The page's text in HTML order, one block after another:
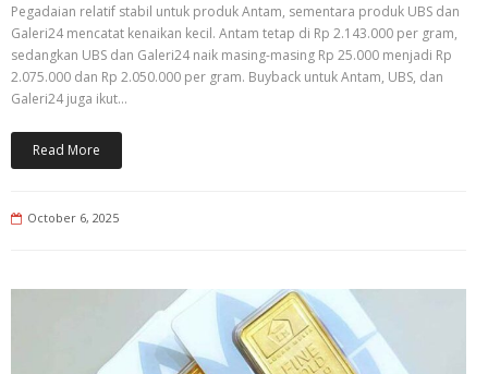
Pegadaian relatif stabil untuk produk Antam, sementara produk UBS dan
Galeri24 mencatat kenaikan kecil. Antam tetap di Rp 2.143.000 per gram,
sedangkan UBS dan Galeri24 naik masing-masing Rp 25.000 menjadi Rp
2.075.000 dan Rp 2.050.000 per gram. Buyback untuk Antam, UBS, dan
Galeri24 juga ikut…
Read More
October 6, 2025